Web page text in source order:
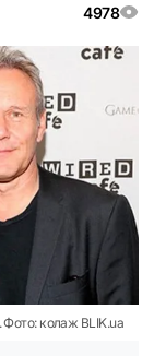
4978
Фото: колаж BLIK.ua